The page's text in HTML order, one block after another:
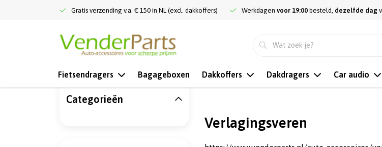
Gratis verzending v.a. € 150 in NL (excl. dakkoffers) Werkdagen voor 19:00 besteld, dezelfde dag
Fietsendragers Bagageboxen Dakkoffers Dakdragers Car audio
Terug naar home Verlagingsveren
Verlagingsveren
Categorieën